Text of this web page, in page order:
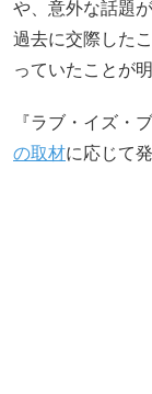
や、意外な話題
過去に交際した
っていたことが
『ラブ・イズ・
の取材に応じて